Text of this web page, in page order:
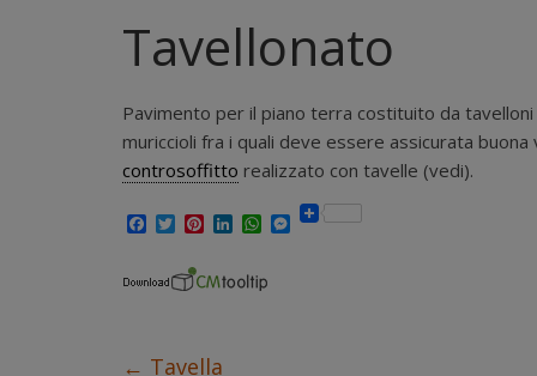
per
muri
attualmente
in
commercio
Tavellonato
Pavimento per il piano terra costituito da
muriccioli fra i quali deve essere assicurata buona
controsoffitto realizzato con tavelle (vedi).
e
k
T
t
P
t
s
L
k
W
t
M
← Tavella